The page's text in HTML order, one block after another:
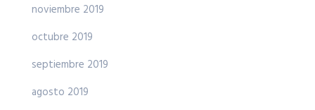
noviembre 2019
octubre 2019
septiembre 2019
agosto 2019